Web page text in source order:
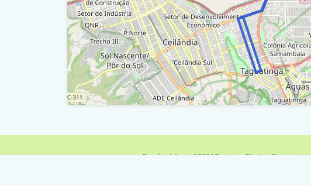
/ Ra I
Rua 1 / Ra Xxx
Colônia Agrícola 26 De Setembro / Acesso A Df-001
/ Ra I
Colônia Agrícola 26 De Setembro / Acesso A Df-001
Df 097 - Epac / Ra Xxx
Colônia Agrícola 26 De Setembro / Acesso A Df-001
Brasília é Aqui | 2026 | Todos os Direitos Reservados